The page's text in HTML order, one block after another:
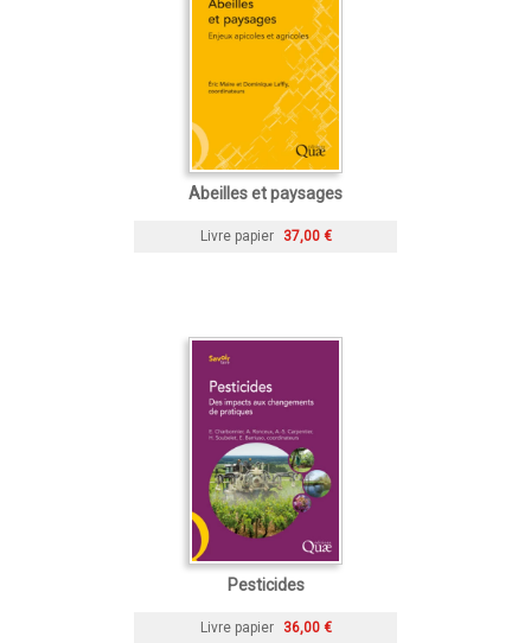
Abeilles et paysages
Livre papier 37,00 €
Pesticides
Livre papier 36,00 €